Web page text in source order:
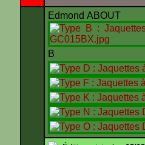
Edmond ABOUT